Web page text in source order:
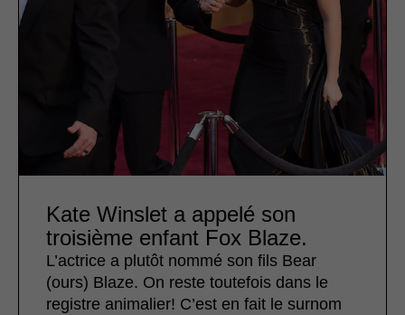
Kate Winslet a appelé son
troisième enfant Fox Blaze.
L’actrice a plutôt nommé son fils Bear
(ours) Blaze. On reste toutefois dans le
registre animalier! C’est en fait le surnom